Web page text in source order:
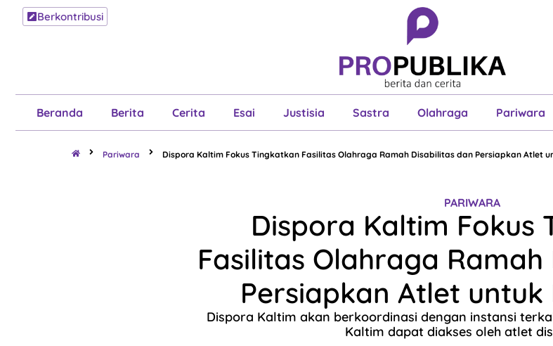
Berkontribusi
Beranda Berita Cerita Esai Justisia Sastra Olahraga Pariwara
Berita Cerita Esai Justisia
Pariwara
Pariwara Dispora Kaltim Fokus Tingkatkan Fasilitas Olahraga Ramah Disabilitas dan Persiapkan Atlet
PARIWARA
Dispora Kaltim Fokus
Fasilitas Olahraga
Persiapkan Atlet untuk
Dispora Kaltim akan berkoordinasi dengan instansi
Kaltim dapat diakses oleh atlet